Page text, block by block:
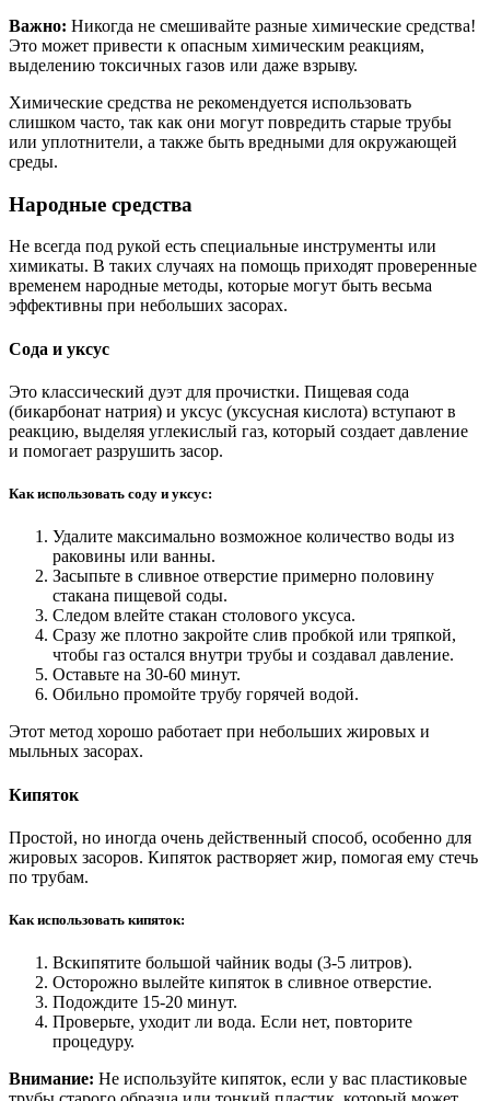
Важно: Никогда не смешивайте разные химические средства!
Это может привести к опасным химическим реакциям,
выделению токсичных газов или даже взрыву.
Химические средства не рекомендуется использовать
слишком часто, так как они могут повредить старые трубы
или уплотнители, а также быть вредными для окружающей
среды.
Народные средства
Не всегда под рукой есть специальные инструменты или
химикаты. В таких случаях на помощь приходят проверенные
временем народные методы, которые могут быть весьма
эффективны при небольших засорах.
Сода и уксус
Это классический дуэт для прочистки. Пищевая сода
(бикарбонат натрия) и уксус (уксусная кислота) вступают в
реакцию, выделяя углекислый газ, который создает давление
и помогает разрушить засор.
Как использовать соду и уксус:
Удалите максимально возможное количество воды из
раковины или ванны.
Засыпьте в сливное отверстие примерно половину
стакана пищевой соды.
Следом влейте стакан столового уксуса.
Сразу же плотно закройте слив пробкой или тряпкой,
чтобы газ остался внутри трубы и создавал давление.
Оставьте на 30-60 минут.
Обильно промойте трубу горячей водой.
Этот метод хорошо работает при небольших жировых и
мыльных засорах.
Кипяток
Простой, но иногда очень действенный способ, особенно для
жировых засоров. Кипяток растворяет жир, помогая ему стечь
по трубам.
Как использовать кипяток:
Вскипятите большой чайник воды (3-5 литров).
Осторожно вылейте кипяток в сливное отверстие.
Подождите 15-20 минут.
Проверьте, уходит ли вода. Если нет, повторите
процедуру.
Внимание: Не используйте кипяток, если у вас пластиковые